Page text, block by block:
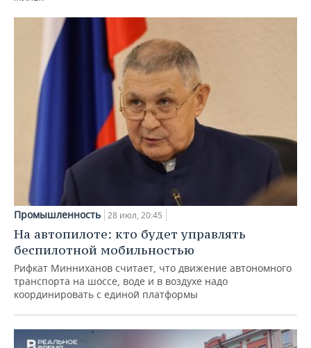
Промышленность 28 июл, 20:45
На автопилоте: кто будет управлять
беспилотной мобильностью
Рифкат Минниханов считает, что движение автономного
транспорта на шоссе, воде и в воздухе надо
координировать с единой платформы